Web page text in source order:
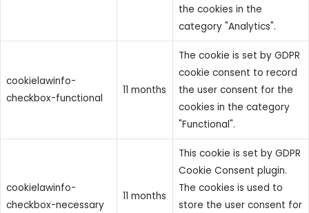
the cookies in the
category "Analytics".
cookielawinfo-
checkbox-functional
11 months
The cookie is set by GDPR
cookie consent to record
the user consent for the
cookies in the category
"Functional".
cookielawinfo-
checkbox-necessary
11 months
This cookie is set by GDPR
Cookie Consent plugin.
The cookies is used to
store the user consent for